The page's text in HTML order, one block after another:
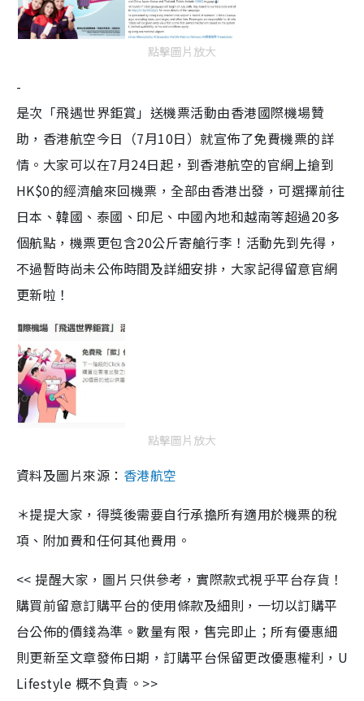
點擊圖片放大
-
是次「飛遇世界鉅賞」送機票活動由香港國際機場贊
助，香港航空今日（7月10日）就宣佈了免費機票的詳
情。大家可以在7月24日起，到香港航空的官網上搶到
HK$0的經濟艙來回機票，全部由香港出發，可選擇前往
日本、韓國、泰國、印尼、中國內地和越南等超過20多
個航點，機票更包含20公斤寄艙行李！活動先到先得，
不過暫時尚未公佈時間及詳細安排，大家記得留意官網
更新啦！
點擊圖片放大
資料及圖片來源： 香港航空
＊提提大家，得獎後需要自行承擔所有適用於機票的稅
項、附加費和任何其他費用。
<< 提醒大家，圖片只供參考，實際款式視乎平台存貨！
購買前留意訂購平台的使用條款及細則，一切以訂購平
台公佈的價錢為準。數量有限，售完即止；所有優惠細
則更新至文章發佈日期，訂購平台保留更改優惠權利，U
Lifestyle 概不負責。>>